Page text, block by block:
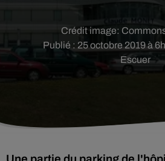
Publié : 25 octobre 2019 à
Escuer
Crédit image: